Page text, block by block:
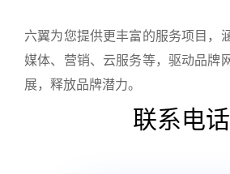
六翼为您提供更丰富的服务项目，
媒体、营销、云服务等，驱动品牌
展，释放品牌潜力。
联系电话